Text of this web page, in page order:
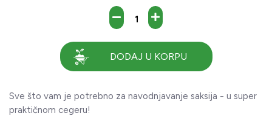
DODAJ U KORPU
Sve što vam je potrebno za navodnjavanje saksija - u super
praktičnom cegeru!